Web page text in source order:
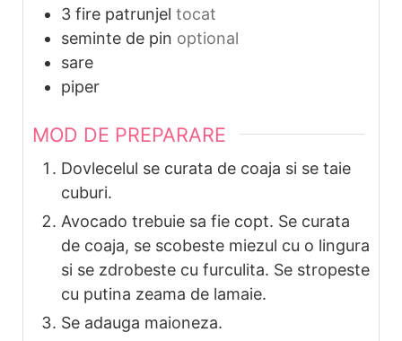
3 fire patrunjel tocat
seminte de pin optional
sare
piper
MOD DE PREPARARE
Dovlecelul se curata de coaja si se taie
cuburi.
Avocado trebuie sa fie copt. Se curata
de coaja, se scobeste miezul cu o lingura
si se zdrobeste cu furculita. Se stropeste
cu putina zeama de lamaie.
Se adauga maioneza.